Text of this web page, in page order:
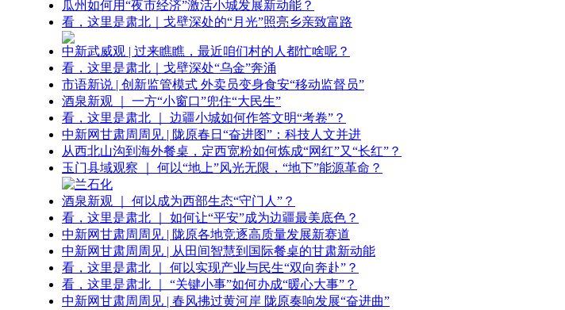
瓜州如何用“夜市经济”激活小城发展新动能？
看，这里是肃北｜戈壁深处的“月光”照亮乡亲致富路
中新武威观 | 过来瞧瞧，最近咱们村的人都忙啥呢？
看，这里是肃北｜戈壁深处“乌金”奔涌
市语新说 | 创新监管模式 外卖员变身食安“移动监督员”
酒泉新观 ｜ 一方“小窗口”兜住“大民生”
看，这里是肃北 ｜ 边疆小城如何作答文明“考卷”？
中新网甘肃周周见 | 陇原春日“奋进图”：科技人文并进
从西北山沟到海外餐桌，定西宽粉如何炼成“网红”又“长红”？
玉门县域观察 ｜ 何以“地上”风光无限，“地下”能源革命？
酒泉新观 ｜ 何以成为西部生态“守门人”？
看，这里是肃北 ｜ 如何让“平安”成为边疆最美底色？
中新网甘肃周周见 | 陇原各地竞逐高质量发展新赛道
中新网甘肃周周见 | 从田间智慧到国际餐桌的甘肃新动能
看，这里是肃北 ｜ 何以实现产业与民生“双向奔赴”？
看，这里是肃北 ｜ “关键小事”如何办成“暖心大事”？
中新网甘肃周周见 | 春风拂过黄河岸 陇原奏响发展“奋进曲”